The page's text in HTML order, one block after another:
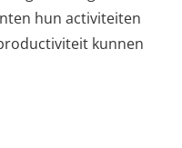
hun activiteiten
kunnen